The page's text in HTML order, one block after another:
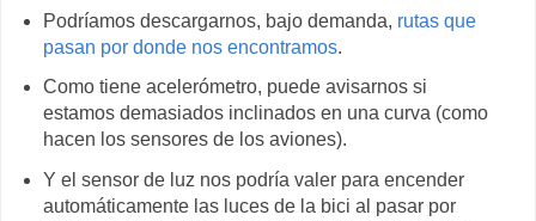
Podríamos descargarnos, bajo demanda, rutas que
pasan por donde nos encontramos.
Como tiene acelerómetro, puede avisarnos si
estamos demasiados inclinados en una curva (como
hacen los sensores de los aviones).
Y el sensor de luz nos podría valer para encender
automáticamente las luces de la bici al pasar por